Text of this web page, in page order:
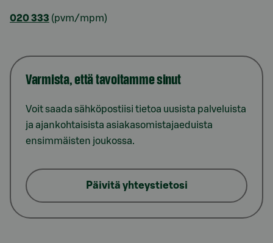
020 333 (pvm/mpm)
Varmista, että tavoitamme sinut
Voit saada sähköpostiisi tietoa uusista palveluista
ja ajankohtaisista asiakasomistajaeduista
ensimmäisten joukossa.
Päivitä yhteystietosi